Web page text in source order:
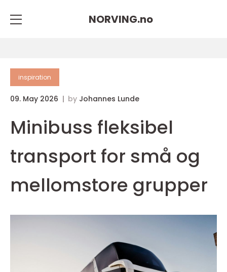
NORVING.no
inspiration
09. May 2026 by Johannes Lunde
Minibuss fleksibel
transport for små og
mellomstore grupper